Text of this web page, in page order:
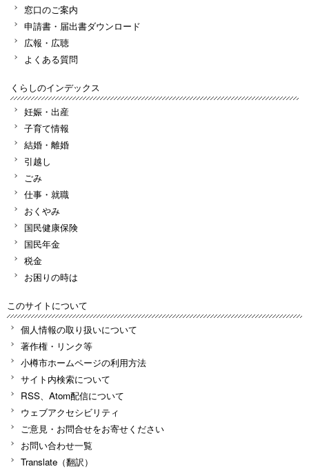
窓口のご案内
申請書・届出書ダウンロード
広報・広聴
よくある質問
くらしのインデックス
妊娠・出産
子育て情報
結婚・離婚
引越し
ごみ
仕事・就職
おくやみ
国民健康保険
国民年金
税金
お困りの時は
このサイトについて
個人情報の取り扱いについて
著作権・リンク等
小樽市ホームページの利用方法
サイト内検索について
RSS、Atom配信について
ウェブアクセシビリティ
ご意見・お問合せをお寄せください
お問い合わせ一覧
Translate（翻訳）